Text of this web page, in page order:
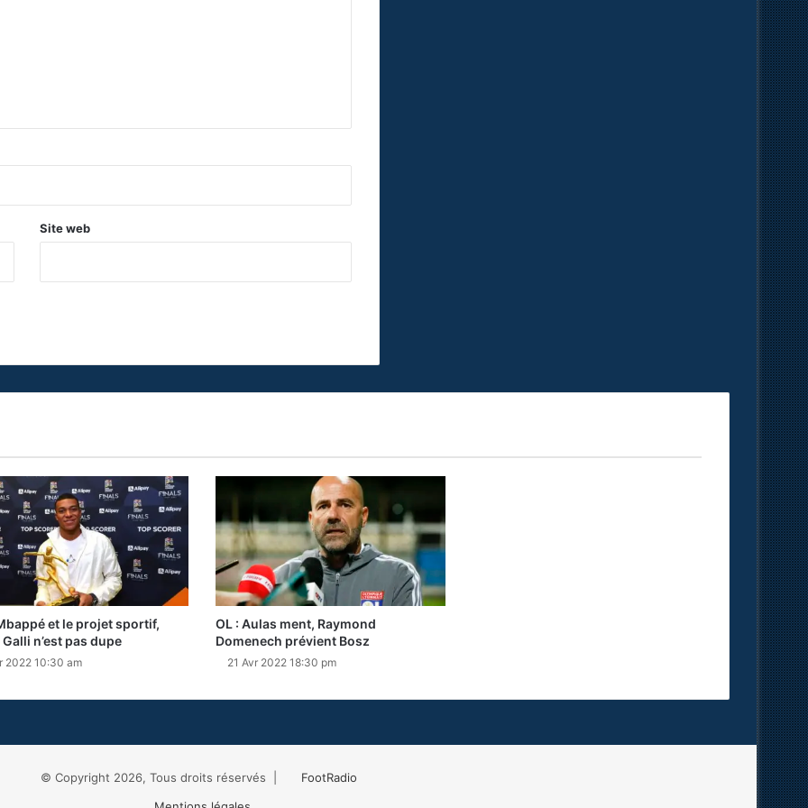
Site web
et le projet sportif,
n’est pas dupe
2022 10:30 am
OL : Aulas ment, Raymond
Domenech prévient Bosz
21 Avr 2022 18:30 pm
© Copyright 2026, Tous droits réservés |
FootRadio